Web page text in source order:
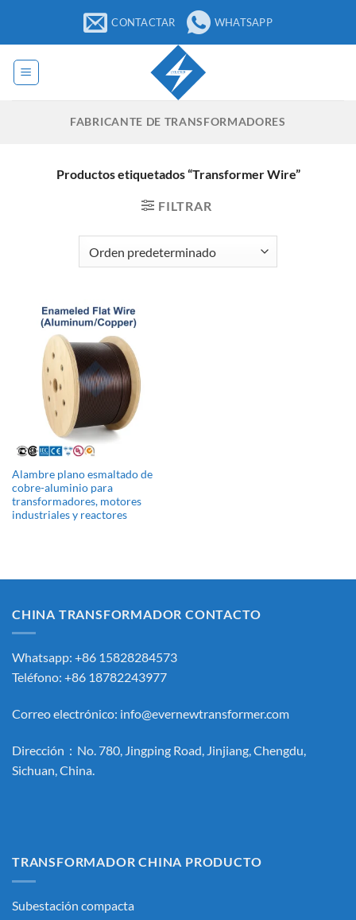
contenido
CONTACTAR WHATSAPP
FABRICANTE DE TRANSFORMADORES
Productos etiquetados “Transformer Wire”
FILTRAR
Alambre plano esmaltado de
cobre-aluminio para
transformadores, motores
industriales y reactores
CHINA TRANSFORMADOR CONTACTO
Whatsapp: +86 15828284573
Teléfono: +86 18782243977
Correo electrónico: info@evernewtransformer.com
Dirección：No. 780, Jingping Road, Jinjiang, Chengdu,
Sichuan, China.
TRANSFORMADOR CHINA PRODUCTO
Subestación compacta